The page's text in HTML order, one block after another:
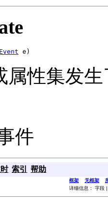
e)
属性集发
件
索引 帮助
框架 无框架
详细信息： 字段